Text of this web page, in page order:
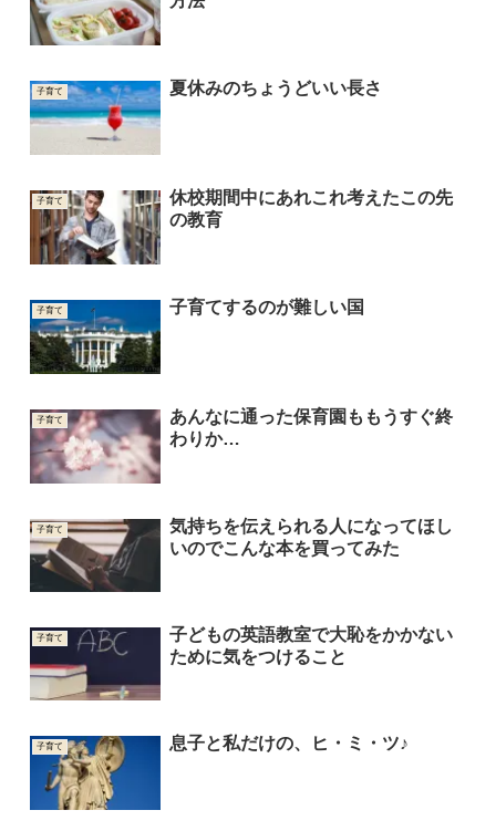
子育て 夏休みのちょうどいい長さ
子育て
休校期間中にあれこれ考えたこの先
の教育
子育て 子育てするのが難しい国
子育て
あんなに通った保育園ももうすぐ終
わりか…
子育て
気持ちを伝えられる人になってほし
いのでこんな本を買ってみた
子育て
子どもの英語教室で大恥をかかない
ために気をつけること
子育て 息子と私だけの、ヒ・ミ・ツ♪